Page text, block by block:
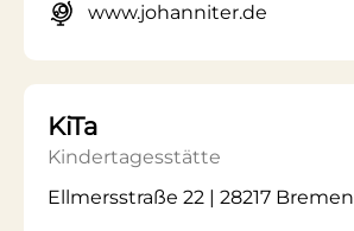
www.johanniter.de
KiTa
Kindertagesstätte
Ellmersstraße 22 | 28217 Bremen